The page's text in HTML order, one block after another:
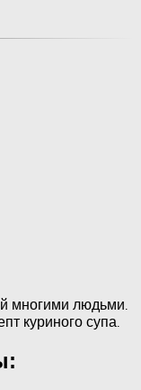
многими людьми.
куриного супа.